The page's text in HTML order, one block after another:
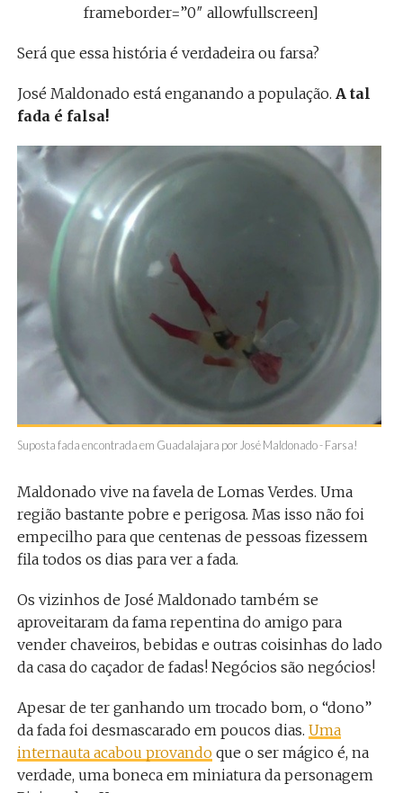
frameborder=”0″ allowfullscreen]
Será que essa história é verdadeira ou farsa?
José Maldonado está enganando a população. A tal
fada é falsa!
Suposta fada encontrada em Guadalajara por José Maldonado - Farsa!
Maldonado vive na favela de Lomas Verdes. Uma
região bastante pobre e perigosa. Mas isso não foi
empecilho para que centenas de pessoas fizessem
fila todos os dias para ver a fada.
Os vizinhos de José Maldonado também se
aproveitaram da fama repentina do amigo para
vender chaveiros, bebidas e outras coisinhas do lado
da casa do caçador de fadas! Negócios são negócios!
Apesar de ter ganhando um trocado bom, o “dono”
da fada foi desmascarado em poucos dias. Uma
internauta acabou provandoque o ser mágico é, na
verdade, uma boneca em miniatura da personagem